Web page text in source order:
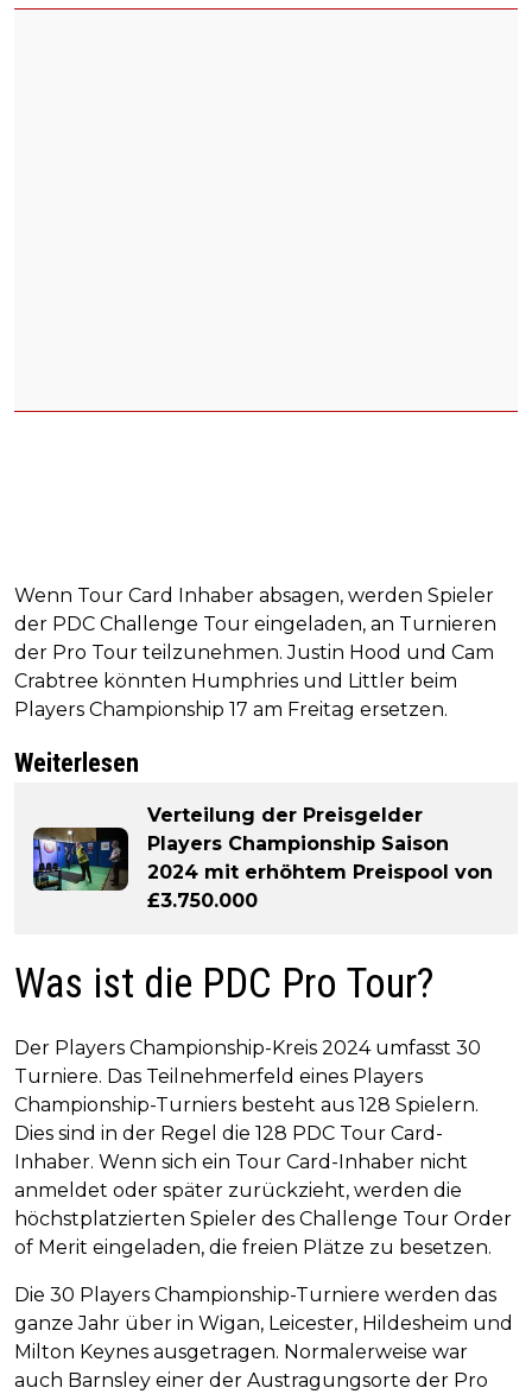
Wenn Tour Card Inhaber absagen, werden Spieler
der PDC Challenge Tour eingeladen, an Turnieren
der Pro Tour teilzunehmen. Justin Hood und Cam
Crabtree könnten Humphries und Littler beim
Players Championship 17 am Freitag ersetzen.
Weiterlesen
Verteilung der Preisgelder
Players Championship Saison
2024 mit erhöhtem Preispool von
£3.750.000
Was ist die PDC Pro Tour?
Der Players Championship-Kreis 2024 umfasst 30
Turniere. Das Teilnehmerfeld eines Players
Championship-Turniers besteht aus 128 Spielern.
Dies sind in der Regel die 128 PDC Tour Card-
Inhaber. Wenn sich ein Tour Card-Inhaber nicht
anmeldet oder später zurückzieht, werden die
höchstplatzierten Spieler des Challenge Tour Order
of Merit eingeladen, die freien Plätze zu besetzen.
Die 30 Players Championship-Turniere werden das
ganze Jahr über in Wigan, Leicester, Hildesheim und
Milton Keynes ausgetragen. Normalerweise war
auch Barnsley einer der Austragungsorte der Pro